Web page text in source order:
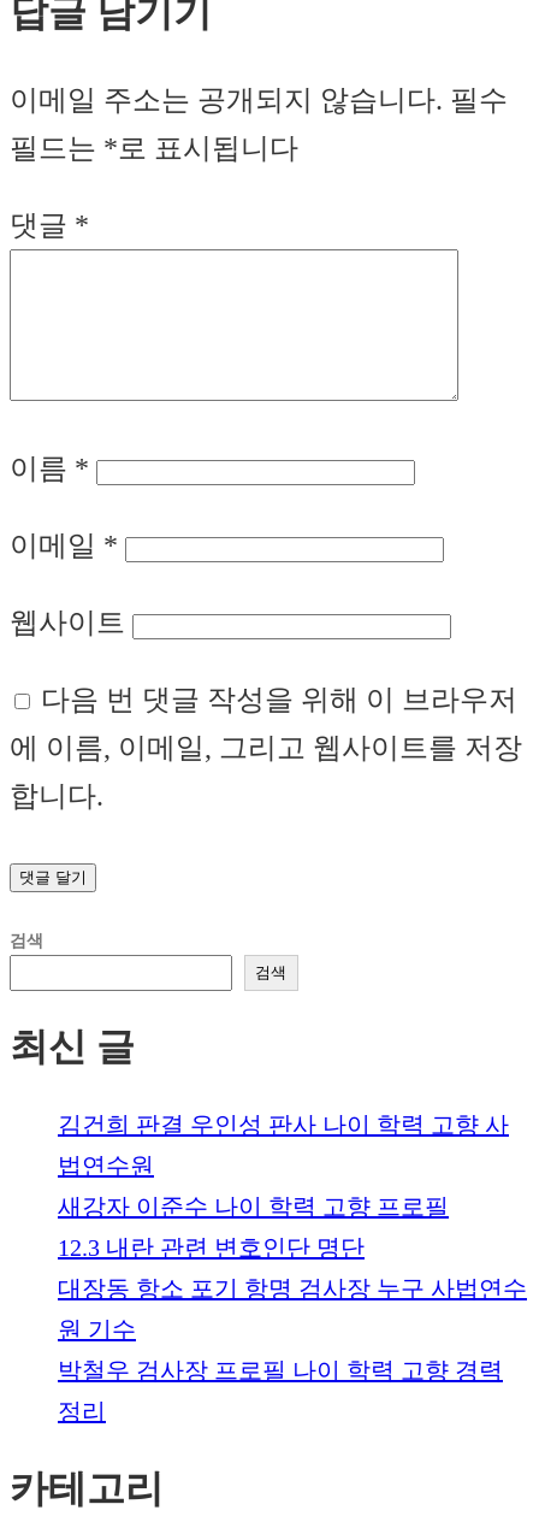
답글 남기기
이메일 주소는 공개되지 않습니다. 필수
필드는 *로 표시됩니다
댓글 *
이름 *
이메일 *
웹사이트
다음 번 댓글 작성을 위해 이 브라우저
에 이름, 이메일, 그리고 웹사이트를 저장
합니다.
검색
검색
최신 글
김건희 판결 우인성 판사 나이 학력 고향 사
법연수원
새강자 이준수 나이 학력 고향 프로필
12.3 내란 관련 변호인단 명단
대장동 항소 포기 항명 검사장 누구 사법연수
원 기수
박철우 검사장 프로필 나이 학력 고향 경력
정리
카테고리